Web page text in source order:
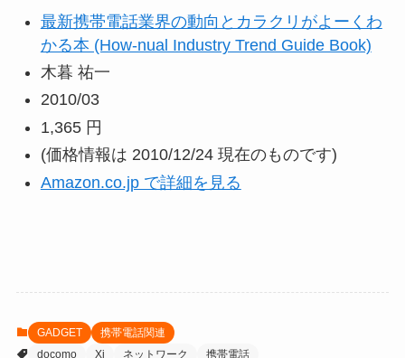
最新携帯電話業界の動向とカラクリがよーくわ
かる本 (How‐nual Industry Trend Guide Book)
木暮 祐一
2010/03
1,365 円
(価格情報は 2010/12/24 現在のものです)
Amazon.co.jp で詳細を見る
GADGET
携帯電話関連
docomo
Xi ネットワーク 携帯電話